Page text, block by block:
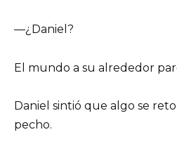
—¿Daniel?
El mundo a su alrededor
Daniel sintió que algo se
pecho.